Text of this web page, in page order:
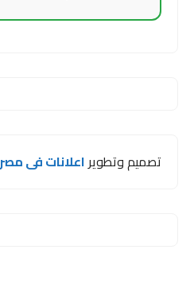
تصميم وتطويراعلانات فى مصر